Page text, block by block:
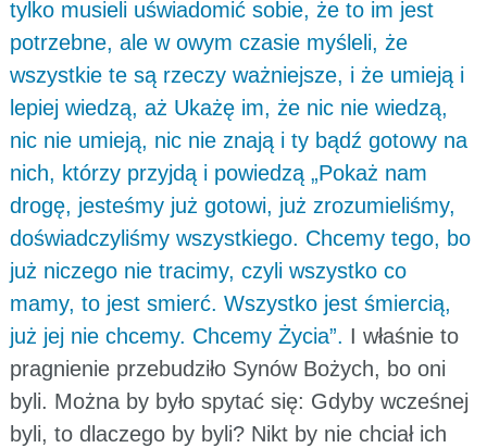
tylko musieli uświadomić sobie, że to im jest
potrzebne, ale w owym czasie myśleli, że
wszystkie te są rzeczy ważniejsze, i że umieją i
lepiej wiedzą, aż Ukażę im, że nic nie wiedzą,
nic nie umieją, nic nie znają i ty bądź gotowy na
nich, którzy przyjdą i powiedzą „Pokaż nam
drogę, jesteśmy już gotowi, już zrozumieliśmy,
doświadczyliśmy wszystkiego. Chcemy tego, bo
już niczego nie tracimy, czyli wszystko co
mamy, to jest smierć. Wszystko jest śmiercią,
już jej nie chcemy. Chcemy Życia”. I właśnie to
pragnienie przebudziło Synów Bożych, bo oni
byli. Można by było spytać się: Gdyby wcześnej
byli, to dlaczego by byli? Nikt by nie chciał ich